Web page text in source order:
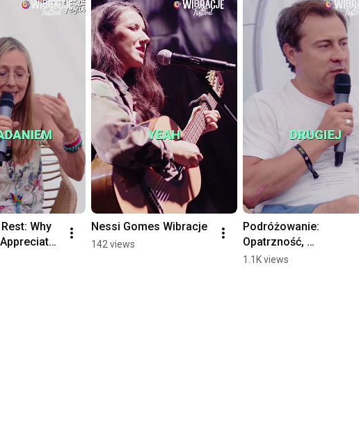
Why
Sleep
Nessi Gomes Wibracje
142 views
Podróżowanie:
Opatrzność,
Bezbronność i
1.1K views